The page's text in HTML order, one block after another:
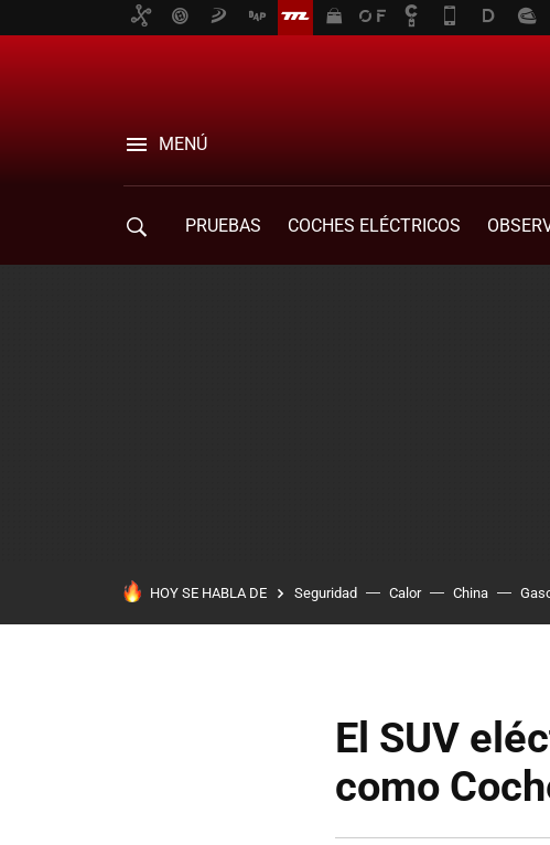
MENÚ
PRUEBAS COCHES ELÉCTRICOS
HOY SE HABLA DE Seguridad Calor China
El SUV
como